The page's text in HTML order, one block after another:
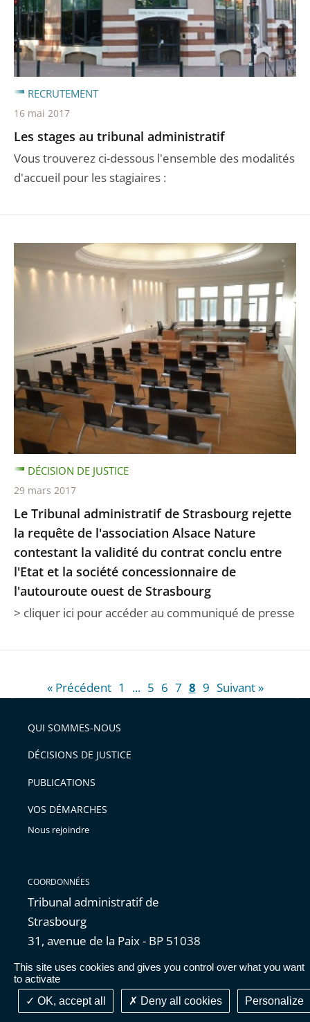
This site uses cookies and gives you control over what you want
to activate
OK, accept all
Deny all cookies Personalize
Les stages au tribunal administratif
Vous trouverez ci-dessous l'ensemble des modalités
d'accueil pour les stagiaires :
RECRUTEMENT
16 mai 2017
Le Tribunal administratif de Strasbourg rejette
la requête de l'association Alsace Nature
contestant la validité du contrat conclu entre
l'Etat et la société concessionnaire de
l'autouroute ouest de Strasbourg
> cliquer ici pour accéder au communiqué de presse
DÉCISION DE JUSTICE
29 mars 2017
« Précédent 1 ... 5 6 7 8 9 Suivant »
QUI SOMMES-NOUS
DÉCISIONS DE JUSTICE
PUBLICATIONS
VOS DÉMARCHES
Nous rejoindre
COORDONNÉES
Tribunal administratif de
Strasbourg
31, avenue de la Paix - BP 51038
67070 Strasbourg Cedex
Téléphone : 03 88 21 23 23
Courriel :greffe.ta-
strasbourg@juradm.fr